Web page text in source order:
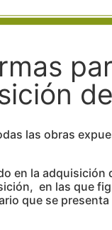
las obras
en la adquisición
en las que
que se presenta